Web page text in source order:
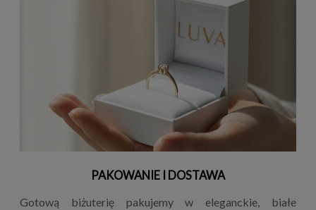
PAKOWANIE I DOSTAWA
Gotową biżuterię pakujemy w eleganckie, białe